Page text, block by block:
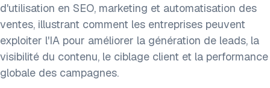
Contactez-nous
d'utilisation en SEO, marketing et automatisation des
ventes, illustrant comment les entreprises peuvent
exploiter l'IA pour améliorer la génération de leads, la
visibilité du contenu, le ciblage client et la performance
globale des campagnes.